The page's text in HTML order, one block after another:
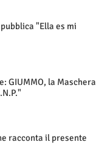
"Ella es mi
GIUMMO, la Maschera
racconta il presente